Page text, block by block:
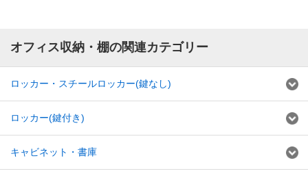
オフィス収納・棚の関連カテゴリー
ロッカー・スチールロッカー(鍵なし)
ロッカー(鍵付き)
キャビネット・書庫